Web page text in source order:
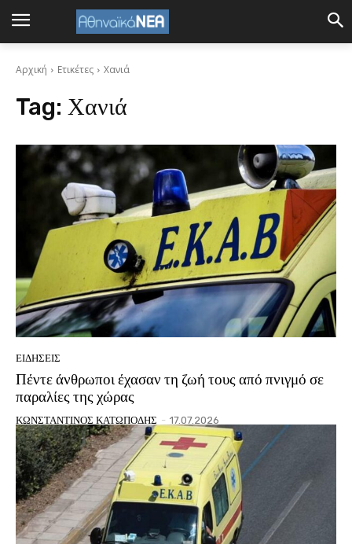
Αρχική Ετικέτες Χανιά
Tag: Χανιά
ΕΙΔΗΣΕΙΣ
Πέντε άνθρωποι έχασαν τη ζωή τους από πνιγμό σε
παραλίες της χώρας
ΚΩΝΣΤΑΝΤΙΝΟΣ ΚΑΤΩΠΟΔΗΣ - 17.07.2026